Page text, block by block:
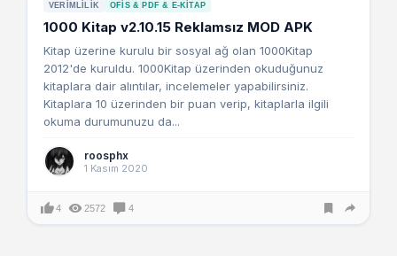
VERIMLILIK OFIS & PDF & E-KITAP
1000 Kitap v2.10.15 Reklamsız MOD APK
Kitap üzerine kurulu bir sosyal ağ olan 1000Kitap
2012'de kuruldu. 1000Kitap üzerinden okuduğunuz
kitaplara dair alıntılar, incelemeler yapabilirsiniz.
Kitaplara 10 üzerinden bir puan verip, kitaplarla ilgili
okuma durumunuzu da...
roosphx
1 Kasım 2020
4 2572 4